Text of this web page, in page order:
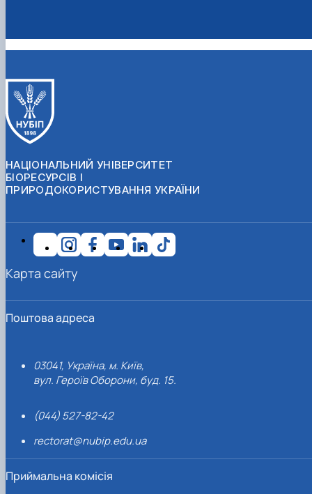
НАЦІОНАЛЬНИЙ УНІВЕРСИТЕТ
БІОРЕСУРСІВ І
ПРИРОДОКОРИСТУВАННЯ УКРАЇНИ
Поштова адреса
03041, Україна, м. Київ,
вул. Героїв Оборони, буд. 15.
(044) 527-82-42
rectorat@nubip.edu.ua
Приймальна комісія
Карта сайту